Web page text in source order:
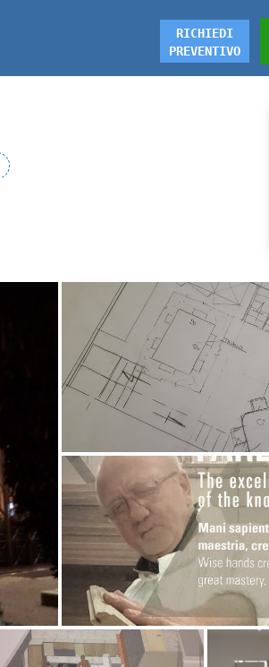
RICHIEDI
PREVENTIVO